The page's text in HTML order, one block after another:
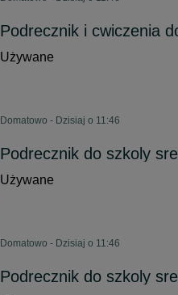
Podrecznik i cwiczenia
Używane
Domatowo - Dzisiaj o 11:46
Podrecznik do szkoly
Używane
Domatowo - Dzisiaj o 11:46
Podrecznik do szkoly